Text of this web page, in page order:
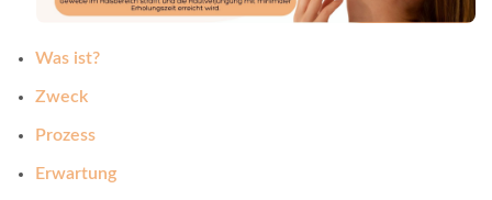
Was ist?
Zweck
Prozess
Erwartung